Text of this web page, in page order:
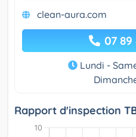
clean-aura.com
07 89
Lundi -
Rapport d'inspection